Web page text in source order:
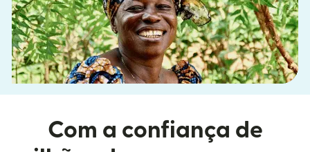
Com a confiança de